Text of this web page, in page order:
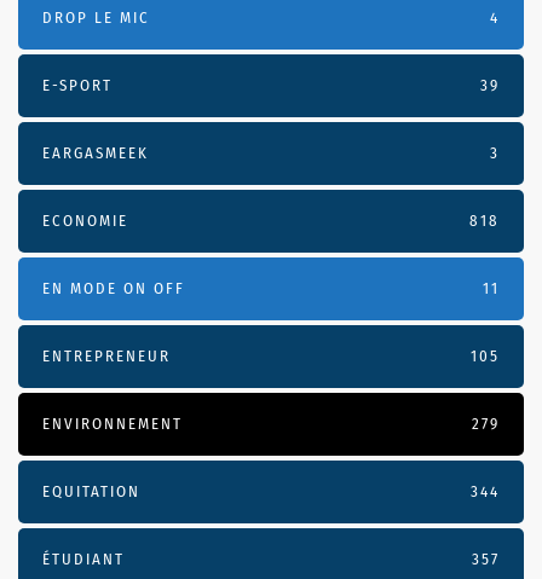
DROP LE MIC 4
E-SPORT 39
EARGASMEEK 3
ECONOMIE 818
EN MODE ON OFF 11
ENTREPRENEUR 105
ENVIRONNEMENT 279
EQUITATION 344
ÉTUDIANT 357